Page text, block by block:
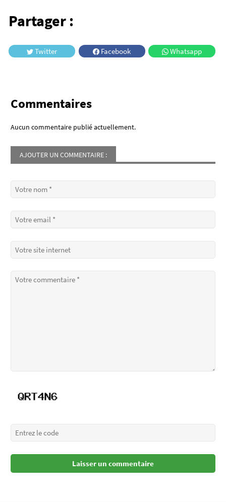
Partager :
Twitter Facebook Whatsapp
Commentaires
Aucun commentaire publié actuellement.
AJOUTER UN COMMENTAIRE :